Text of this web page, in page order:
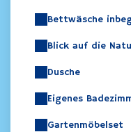
Bettwäsche
Blick auf die
Dusche
Eigenes
Gartenmöbelset